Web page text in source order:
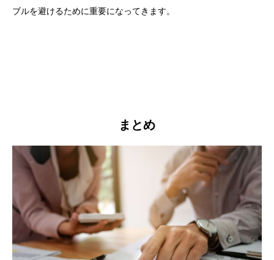
ブルを避けるために重要になってきます。
まとめ